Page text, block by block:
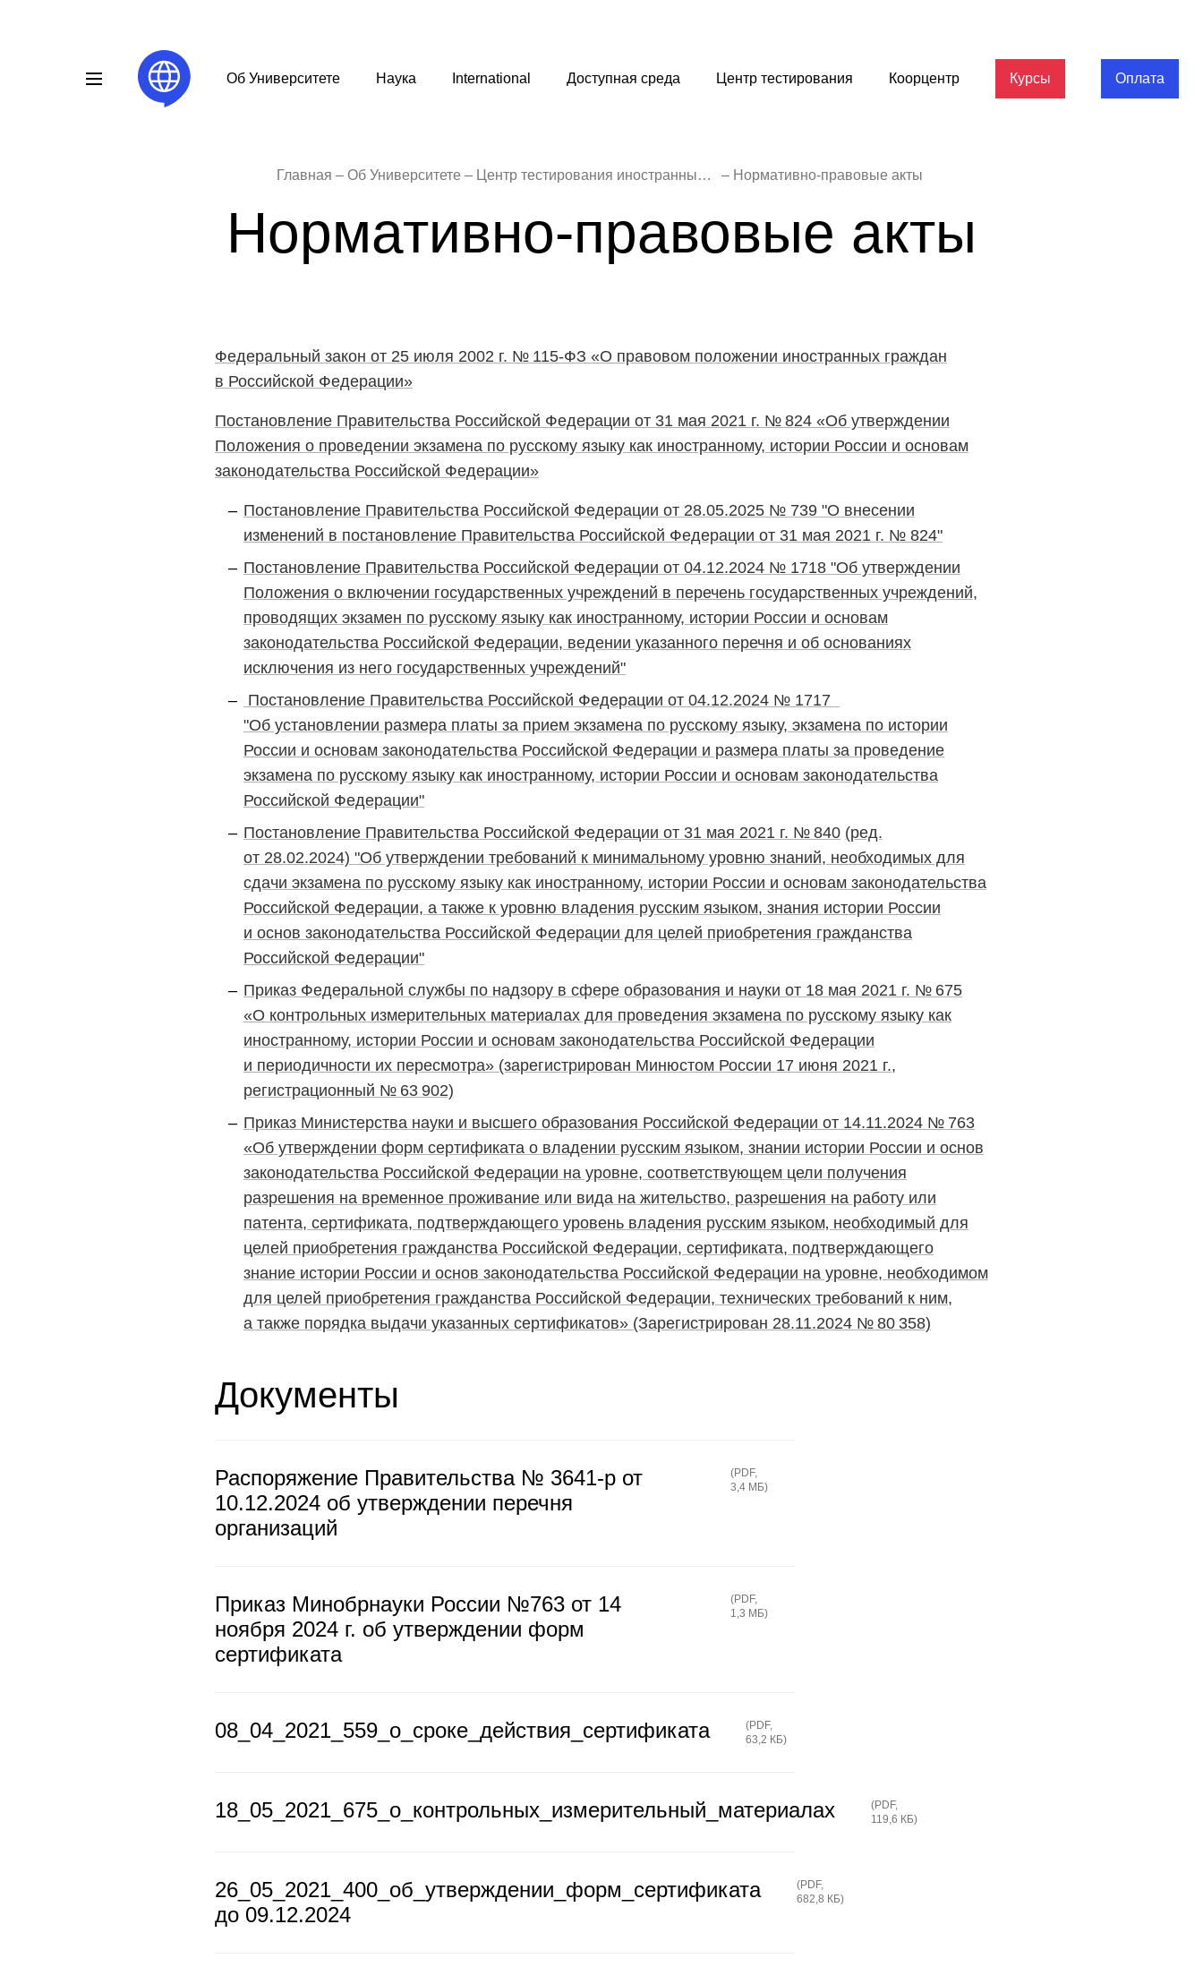
Об Университете Наука International Доступная среда Центр тестирования Коорцентр Курсы Оплата
Главная Об Университете Центр тестирования иностранных граждан Нормативно-правовые акты
Нормативно-правовые акты
Федеральный закон от 25 июля 2002 г. № 115-ФЗ «О правовом положении иностранных граждан
в Российской Федерации»
Постановление Правительства Российской Федерации от 31 мая 2021 г. № 824 «Об утверждении
Положения о проведении экзамена по русскому языку как иностранному, истории России и основам
законодательства Российской Федерации»
Постановление Правительства Российской Федерации от 28.05.2025 № 739 "О внесении
изменений в постановление Правительства Российской Федерации от 31 мая 2021 г. № 824"
Постановление Правительства Российской Федерации от 04.12.2024 № 1718 "Об утверждении
Положения о включении государственных учреждений в перечень государственных учреждений,
проводящих экзамен по русскому языку как иностранному, истории России и основам
законодательства Российской Федерации, ведении указанного перечня и об основаниях
исключения из него государственных учреждений"
Постановление Правительства Российской Федерации от 04.12.2024 № 1717
"Об установлении размера платы за прием экзамена по русскому языку, экзамена по истории
России и основам законодательства Российской Федерации и размера платы за проведение
экзамена по русскому языку как иностранному, истории России и основам законодательства
Российской Федерации"
Постановление Правительства Российской Федерации от 31 мая 2021 г. № 840 (ред.
от 28.02.2024) "Об утверждении требований к минимальному уровню знаний, необходимых для
сдачи экзамена по русскому языку как иностранному, истории России и основам законодательства
Российской Федерации, а также к уровню владения русским языком, знания истории России
и основ законодательства Российской Федерации для целей приобретения гражданства
Российской Федерации"
Приказ Федеральной службы по надзору в сфере образования и науки от 18 мая 2021 г. № 675
«О контрольных измерительных материалах для проведения экзамена по русскому языку как
иностранному, истории России и основам законодательства Российской Федерации
и периодичности их пересмотра» (зарегистрирован Минюстом России 17 июня 2021 г.,
регистрационный № 63 902)
Приказ Министерства науки и высшего образования Российской Федерации от 14.11.2024 № 763
«Об утверждении форм сертификата о владении русским языком, знании истории России и основ
законодательства Российской Федерации на уровне, соответствующем цели получения
разрешения на временное проживание или вида на жительство, разрешения на работу или
патента, сертификата, подтверждающего уровень владения русским языком‚ необходимый для
целей приобретения гражданства Российской Федерации, сертификата, подтверждающего
знание истории России и основ законодательства Российской Федерации на уровне, необходимом
для целей приобретения гражданства Российской Федерации, технических требований к ним,
а также порядка выдачи указанных сертификатов» (Зарегистрирован 28.11.2024 № 80 358)
Документы
Распоряжение Правительства № 3641-р от
10.12.2024 об утверждении перечня
организаций
(PDF,
3,4 МБ)
Приказ Минобрнауки России №763 от 14
ноября 2024 г. об утверждении форм
сертификата
(PDF,
1,3 МБ)
08_04_2021_559_о_сроке_действия_сертификата (PDF,
63,2 КБ)
18_05_2021_675_о_контрольных_измерительный_материалах (PDF,
119,6 КБ)
26_05_2021_400_об_утверждении_форм_сертификата
до 09.12.2024
(PDF,
682,8 КБ)